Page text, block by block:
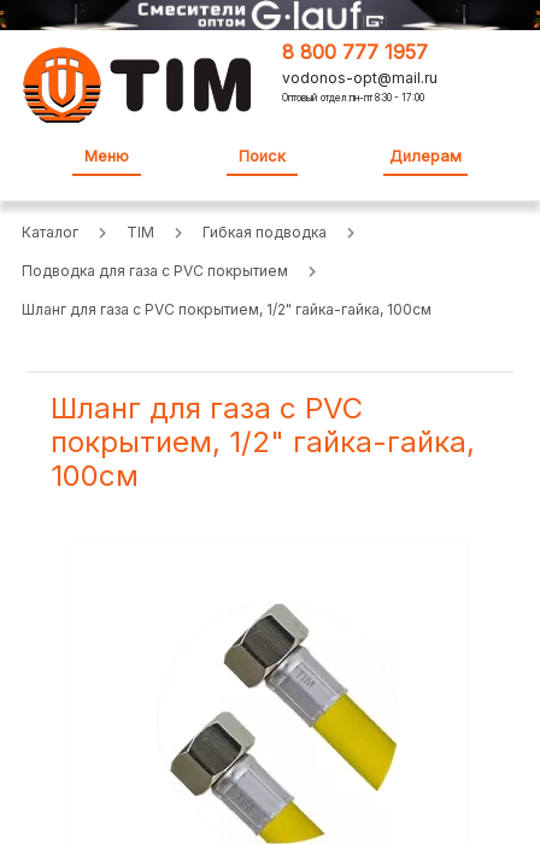
8 800 777 1957
vodonos-opt@mail.ru
Оптовый отдел:пн-пт 8:30 - 17:00
Меню Поиск Дилерам
Каталог TIM Гибкая подводка
Подводка для газа с PVC покрытием
Шланг для газа с PVC покрытием, 1/2" гайка-гайка, 100см
Шланг для газа с PVC
покрытием, 1/2" гайка-гайка,
100см